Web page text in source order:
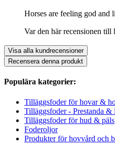
Horses are feeling god and
Var den här recensionen till
Visa alla kundrecensioner
Recensera denna produkt
Populära kategorier:
Tilläggsfoder för hovar &
Tilläggsfoder - Prestanda
Tilläggsfoder för hud & päls
Foderoljor
Produkter för hovvård och